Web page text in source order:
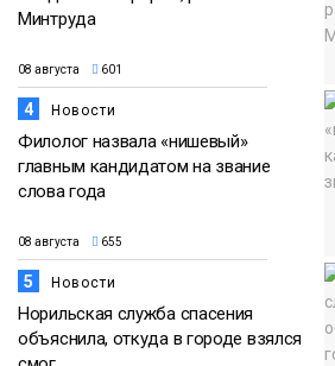
Минтруда
08 августа 601
4 Новости
Филолог назвала «нишевый»
главным кандидатом на звание
слова года
08 августа 655
5 Новости
Норильская служба спасения
объяснила, откуда в городе взялся